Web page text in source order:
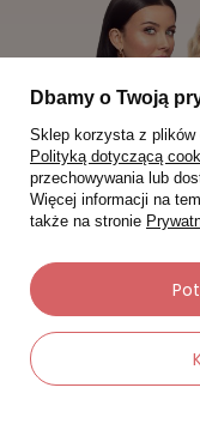
Moje zamówienia
Status
Dbamy o Twoją
Sklep korzysta z plików
Polityką dotyczącą
przechowywania lub
Więcej informacji na
także na stronie